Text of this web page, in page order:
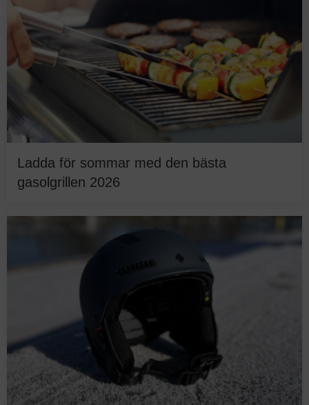
Ladda för sommar med den bästa
gasolgrillen 2026